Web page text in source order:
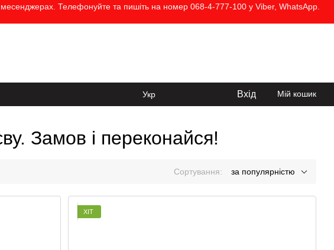
месенджерах. Телефонуйте та пишіть на номер 068-4-777-100 у Viber, WhatsApp.
Укр Вхід Мій кошик
Замов і переконайся!
Сортування: за популярністю
ХІТ